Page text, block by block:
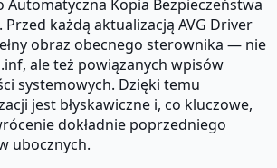
Automatyczna Kopia Bezpieczeństwa
Przed każdą aktualizacją AVG Driver
obraz obecnego sterownika — nie
ale też powiązanych wpisów
systemowych. Dzięki temu
jest błyskawiczne i, co kluczowe,
dokładnie poprzedniego
ubocznych.